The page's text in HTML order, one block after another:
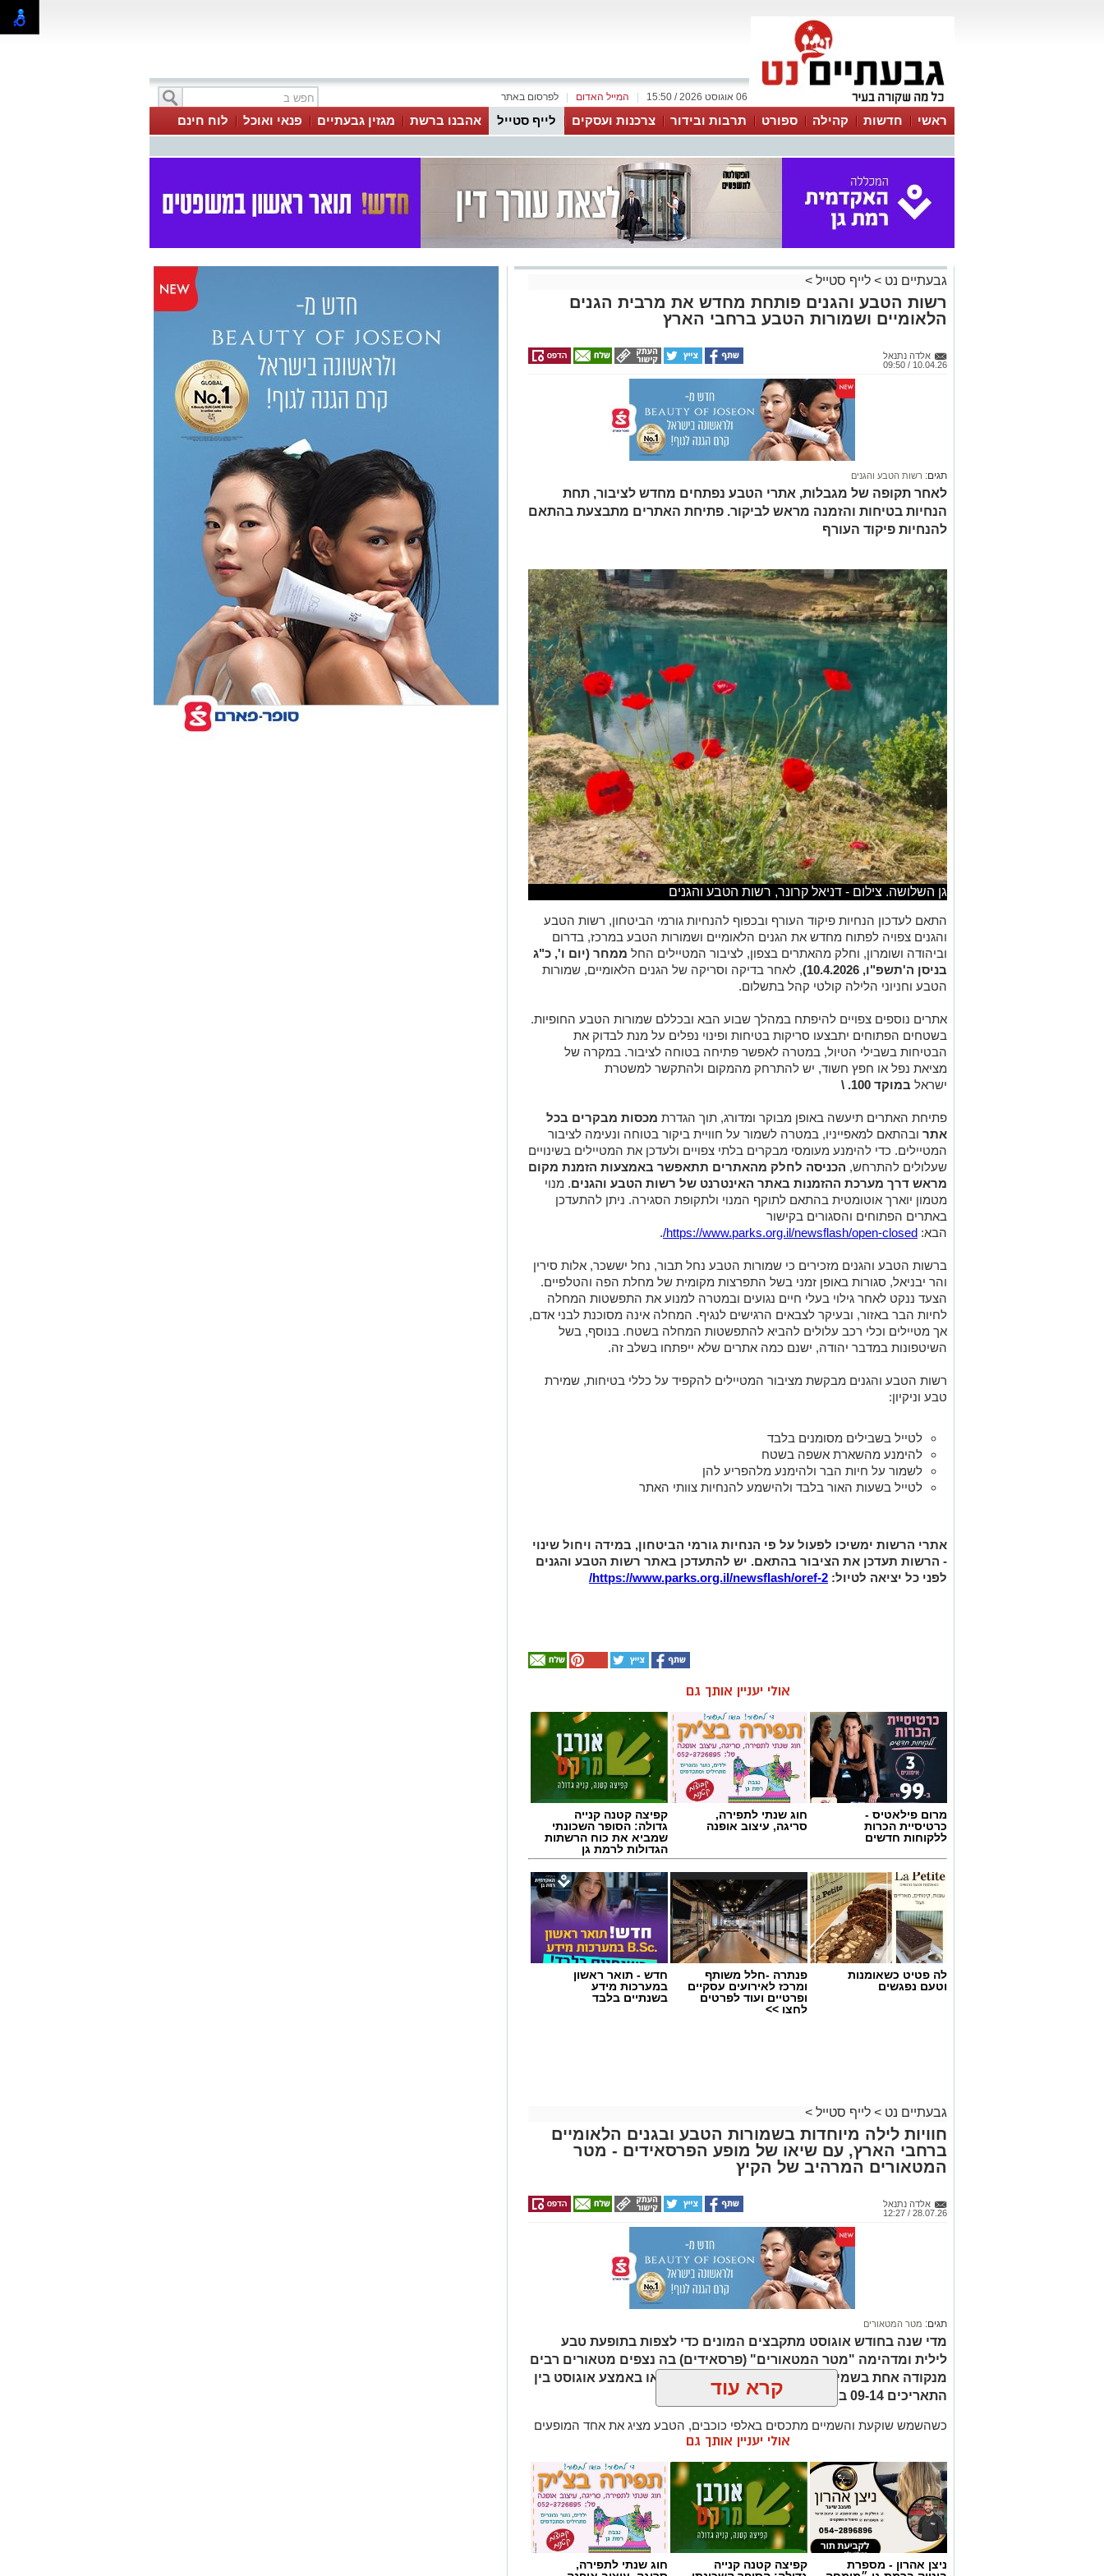
לפרסום באתר המייל האדום 06 אוגוסט 2026 / 15:50
ראשי חדשות קהילה ספורט תרבות ובידור צרכנות ועסקים לייף סטייל אהבנו ברשת מגזין גבעתיים פנאי ואוכל לוח חינם
גבעתיים נט > לייף סטייל >
רשות הטבע והגנים פותחת מחדש את מרבית הגנים
הלאומיים ושמורות הטבע ברחבי הארץ
אלדה נתנאל
10.04.26 / 09:50
תגים: רשות הטבע והגנים
לאחר תקופה של מגבלות, אתרי הטבע נפתחים מחדש לציבור, תחת
הנחיות בטיחות והזמנה מראש לביקור. פתיחת האתרים מתבצעת בהתאם
להנחיות פיקוד העורף
גן השלושה. צילום - דניאל קרונר, רשות הטבע והגנים
התאם לעדכון הנחיות פיקוד העורף ובכפוף להנחיות גורמי הביטחון, רשות הטבע
והגנים צפויה לפתוח מחדש את הגנים הלאומיים ושמורות הטבע במרכז, בדרום
וביהודה ושומרון, וחלק מהאתרים בצפון, לציבור המטיילים החל ממחר (יום ו', כ"ג
בניסן ה'תשפ"ו, 10.4.2026)
, לאחר בדיקה וסריקה של הגנים הלאומיים, שמורות
הטבע וחניוני הלילה קולטי קהל בתשלום.
אתרים נוספים צפויים להיפתח במהלך שבוע הבא ובכללם שמורות הטבע החופיות.
בשטחים הפתוחים יתבצעו סריקות בטיחות ופינוי נפלים על מנת לבדוק את
הבטיחות בשבילי הטיול, במטרה לאפשר פתיחה בטוחה לציבור. במקרה של
מציאת נפל או חפץ חשוד, יש להתרחק מהמקום ולהתקשר למשטרת
ישראל במוקד 100
.
\
פתיחת האתרים תיעשה באופן מבוקר ומדורג, תוך הגדרת מכסות מבקרים בכל
אתר ובהתאם למאפייניו, במטרה לשמור על חוויית ביקור בטוחה ונעימה לציבור
המטיילים. כדי להימנע מעומסי מבקרים בלתי צפויים ולעדכן את המטיילים בשינויים
שעלולים להתרחש, הכניסה לחלק מהאתרים תתאפשר באמצעות הזמנת מקום
מראש דרך מערכת ההזמנות באתר האינטרנט של רשות הטבע והגנים. מנוי
מטמון יוארך אוטומטית בהתאם לתוקף המנוי ולתקופת הסגירה. ניתן להתעדכן
באתרים הפתוחים והסגורים בקישור
הבא: https://www.parks.org.il/newsflash/open-closed/
.
ברשות הטבע והגנים מזכירים כי שמורות הטבע נחל תבור, נחל יששכר, אלות סירין
והר יבניאל, סגורות באופן זמני בשל התפרצות מקומית של מחלת הפה והטלפיים.
הצעד ננקט לאחר גילוי בעלי חיים נגועים ובמטרה למנוע את התפשטות המחלה
לחיות הבר באזור, ובעיקר לצבאים הרגישים לנגיף. המחלה אינה מסוכנת לבני אדם,
אך מטיילים וכלי רכב עלולים להביא להתפשטות המחלה בשטח. בנוסף, בשל
השיטפונות במדבר יהודה, ישנם כמה אתרים שלא ייפתחו בשלב זה.
רשות הטבע והגנים מבקשת מציבור המטיילים להקפיד על כללי בטיחות, שמירת
טבע וניקיון:
לטייל בשבילים מסומנים בלבד
להימנע מהשארת אשפה בשטח
לשמור על חיות הבר ולהימנע מלהפריע להן
לטייל בשעות האור בלבד ולהישמע להנחיות צוותי האתר
אתרי הרשות ימשיכו לפעול על פי הנחיות גורמי הביטחון, במידה ויחול שינוי
- הרשות תעדכן את הציבור בהתאם. יש להתעדכן באתר רשות הטבע והגנים
לפני כל יציאה לטיול: https://www.parks.org.il/newsflash/oref-2
/
אולי יעניין אותך גם
מרום פילאטיס -
כרטיסיית הכרות
ללקוחות חדשים
חוג שנתי לתפירה,
סריגה, עיצוב אופנה
קפיצה קטנה קנייה
גדולה: הסופר השכונתי
שמביא את כוח הרשתות
הגדולות לרמת גן
לה פטיט כשאומנות
וטעם נפגשים
פנתרה -חלל משותף
ומרכז לאירועים עסקיים
ופרטיים ועוד לפרטים
לחצו >>
חדש - תואר ראשון
במערכות מידע
בשנתיים בלבד
גבעתיים נט > לייף סטייל >
חוויות לילה מיוחדות בשמורות הטבע ובגנים הלאומיים
ברחבי הארץ, עם שיאו של מופע הפרסאידים - מטר
המטאורים המרהיב של הקיץ
אלדה נתנאל
28.07.26 / 12:27
תגים: מטר המטאורים
מדי שנה בחודש אוגוסט מתקבצים המונים כדי לצפות בתופעת טבע
לילית ומדהימה "מטר המטאורים" (פרסאידים) בה נצפים מטאורים רבים
מנקודה אחת בשמי הלילה. השנה המטר מגיע לשיאו באמצע אוגוסט בין
התאריכים 09-14 באוגוסט 2026.
כשהשמש שוקעת והשמיים מתכסים באלפי כוכבים, הטבע מציג את אחד המופעים
המרהיבים של השנה - מטר הפרסאידים. זו ההזדמנות לעצור לרגע, להתרחק
לכת, ערפיליות וסיפורי חלל.
מטר הפרסאידים, מתרחש כתוצאה ממפגש כדור הארץ עם השובל של כוכב השביט
סוויפט-טאטל, הוא נחשב כמטר גדול במיוחד שבו ניתן לראות מטאורים רבים בלי
שימוש באמצעי ראייה. בשיא המטר, קצב המטאורים הנראים מגיע ל-80 עד 100
מטאורים בשעה.
קרא עוד
אולי יעניין אותך גם
ניצן אהרון - מספרת
קפיצה קטנה קנייה
חוג שנתי לתפירה,